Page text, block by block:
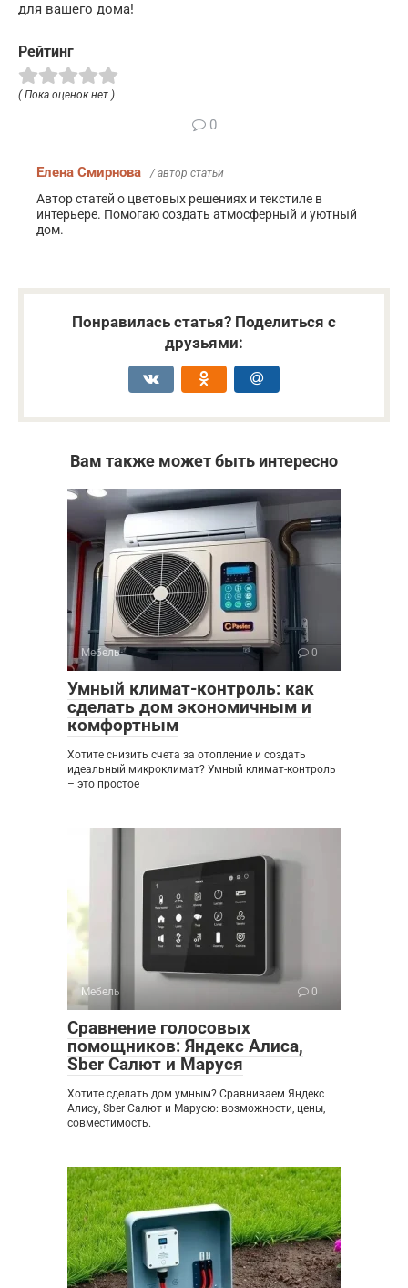
для вашего дома!
Рейтинг
( Пока оценок нет )
0
Елена Смирнова / автор статьи
Автор статей о цветовых решениях и текстиле в
интерьере. Помогаю создать атмосферный и уютный
дом.
Понравилась статья? Поделиться с
друзьями:
Вам также может быть интересно
Мебель 0
Умный климат-контроль: как
сделать дом экономичным и
комфортным
Хотите снизить счета за отопление и создать
идеальный микроклимат? Умный климат-контроль
– это простое
Мебель 0
Сравнение голосовых
помощников: Яндекс Алиса,
Sber Салют и Маруся
Хотите сделать дом умным? Сравниваем Яндекс
Алису, Sber Салют и Марусю: возможности, цены,
совместимость.